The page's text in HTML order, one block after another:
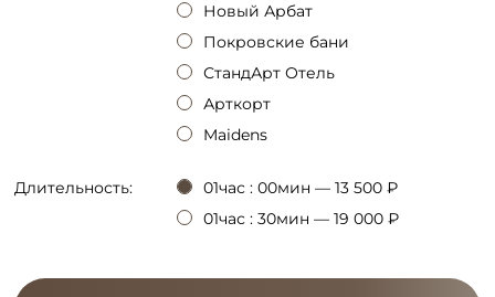
Новый Арбат
Покровские бани
СтандАрт Отель
Арткорт
Maidens
Длительность:
01час : 00мин — 13 500 ₽
01час : 30мин — 19 000 ₽